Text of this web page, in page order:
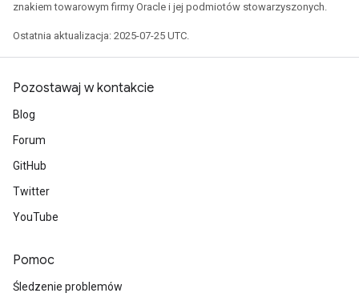
znakiem towarowym firmy Oracle i jej podmiotów stowarzyszonych.
Ostatnia aktualizacja: 2025-07-25 UTC.
Pozostawaj w kontakcie
Blog
Forum
GitHub
Twitter
YouTube
Pomoc
Śledzenie problemów